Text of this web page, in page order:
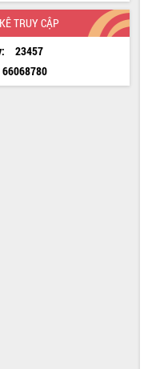
TRUY CẬP
23457
66068780